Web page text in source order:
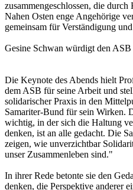
zusammengeschlossen, die
Nahen Osten enge Angehörige
gemeinsam für Verständigung
Gesine Schwan würdigt den ASB
Die Keynote des Abends hielt
dem ASB für seine Arbeit und
solidarischer Praxis in den
Samariter-Bund für sein Wirken.
wichtig, in der sich die Haltung
denken, ist an alle gedacht. Die
zeigen, wie unverzichtbar
unser Zusammenleben sind."
In ihrer Rede betonte sie den
denken, die Perspektive anderer